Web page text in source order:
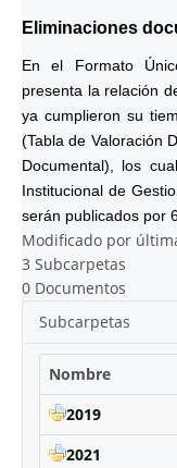
Eliminaciones
En el Formato
presenta la relación
ya cumplieron su
(Tabla de Valoración
Documental), los
Institucional de
serán publicados por
Modificado por
3 Subcarpetas
0 Documentos
Subcarpetas
Nombre
2019
2021